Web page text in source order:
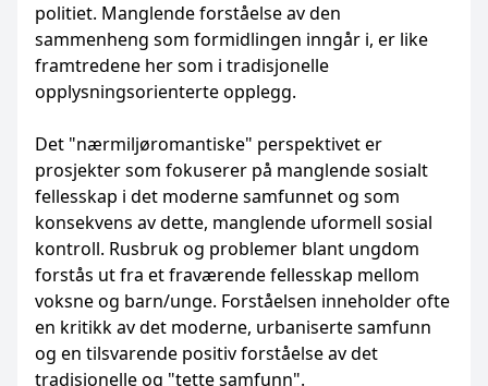
politiet. Manglende forståelse av den
sammenheng som formidlingen inngår i, er like
framtredene her som i tradisjonelle
opplysningsorienterte opplegg.
Det "nærmiljøromantiske" perspektivet er
prosjekter som fokuserer på manglende sosialt
fellesskap i det moderne samfunnet og som
konsekvens av dette, manglende uformell sosial
kontroll. Rusbruk og problemer blant ungdom
forstås ut fra et fraværende fellesskap mellom
voksne og barn/unge. Forståelsen inneholder ofte
en kritikk av det moderne, urbaniserte samfunn
og en tilsvarende positiv forståelse av det
tradisjonelle og "tette samfunn".